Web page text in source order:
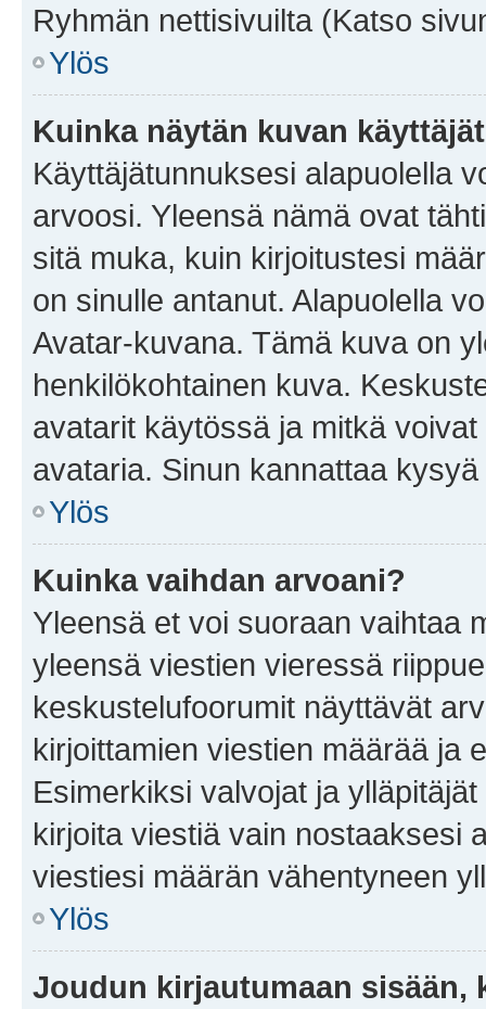
Ryhmän nettisivuilta (Katso
Ylös
Kuinka näytän kuvan
Käyttäjätunnuksesi alapuolella
arvoosi. Yleensä nämä ovat
sitä muka, kuin kirjoitustesi
on sinulle antanut. Alapuolella
Avatar-kuvana. Tämä kuva on
henkilökohtainen kuva.
avatarit käytössä ja mitkä
avataria. Sinun kannattaa
Ylös
Kuinka vaihdan arvoani?
Yleensä et voi suoraan vaihtaa
yleensä viestien vieressä
keskustelufoorumit näyttävät
kirjoittamien viestien määrää ja
Esimerkiksi valvojat ja
kirjoita viestiä vain nostaaksesi
viestiesi määrän vähentyneen
Ylös
Joudun kirjautumaan sisään,